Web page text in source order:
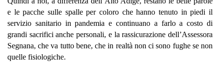
e le pacche sulle spalleper coloro che hannotenuto in piedi il
servizio sanitario in pandemia e continuano a farlo a costo di
grandi sacrifici anche personali, e la rassicurazione dell’Assessora
Segnana,che va tutto bene, che in realtà non ci sono fughe se non
quelle fisiologiche.